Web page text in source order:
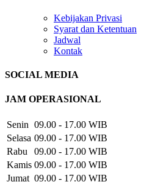
Kebijakan Privasi
Syarat dan Ketentuan
Jadwal
Kontak
SOCIAL MEDIA
JAM OPERASIONAL
Senin 09.00 - 17.00 WIB
Selasa 09.00 - 17.00 WIB
Rabu
09.00 - 17.00 WIB
Kamis 09.00 - 17.00 WIB
Jumat 09.00 - 17.00 WIB